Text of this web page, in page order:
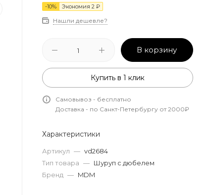
-10% Экономия 2 ₽
Нашли дешевле?
В корзину
Купить в 1 клик
Самовывоз - бесплатно
Доставка - по Санкт-Петербургу от 2000₽
Характеристики
Артикул — vd2684
Тип товара — Шуруп с дюбелем
Бренд — MDM